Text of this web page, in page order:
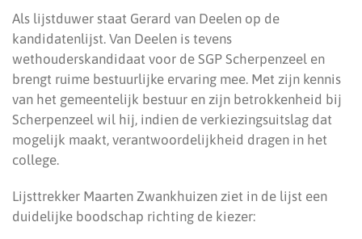
Als lijstduwer staat Gerard van Deelen op de
kandidatenlijst. Van Deelen is tevens
wethouderskandidaat voor de SGP Scherpenzeel en
brengt ruime bestuurlijke ervaring mee. Met zijn kennis
van het gemeentelijk bestuur en zijn betrokkenheid bij
Scherpenzeel wil hij, indien de verkiezingsuitslag dat
mogelijk maakt, verantwoordelijkheid dragen in het
college.
Lijsttrekker Maarten Zwankhuizen ziet in de lijst een
duidelijke boodschap richting de kiezer: